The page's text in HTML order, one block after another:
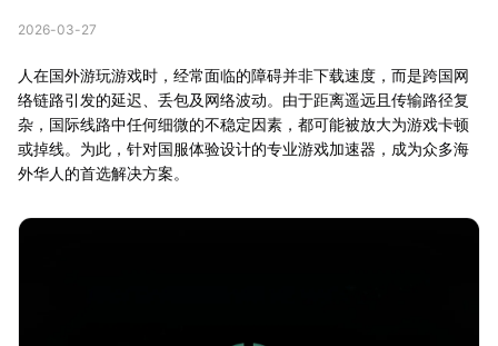
2026-03-27
人在国外游玩游戏时，经常面临的障碍并非下载速度，而是跨国网
络链路引发的延迟、丢包及网络波动。由于距离遥远且传输路径复
杂，国际线路中任何细微的不稳定因素，都可能被放大为游戏卡顿
或掉线。为此，针对国服体验设计的专业游戏加速器，成为众多海
外华人的首选解决方案。